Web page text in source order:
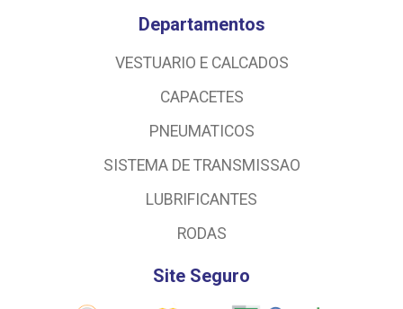
Departamentos
VESTUARIO E CALCADOS
CAPACETES
PNEUMATICOS
SISTEMA DE TRANSMISSAO
LUBRIFICANTES
RODAS
Site Seguro